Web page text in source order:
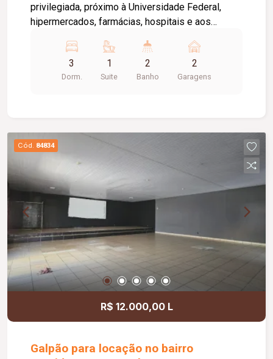
privilegiada, próximo à Universidade Federal,
hipermercados, farmácias, hospitais e aos
03 quartos, sendo 01 suíte ampla com closet,
oferecendo conforto e praticidade para toda a
família. Possui sala espaçosa com vista livre,
de lazer e confraternização. O apartamento
dispõe ainda de elevador e 02 vagas de
3
Dorm.
1
Suite
2
Banho
2
Garagens
Cód. 84834
R$ 12.000,00 L
Galpão para locação no bairro